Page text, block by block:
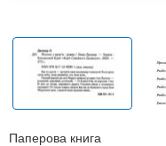
Паперова книга